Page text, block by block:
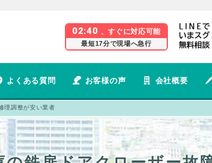
02:40 、すぐに対応可能
最短17分で現場へ急行
よくある質問 お客様の声 会社概要
理調整が安い業者